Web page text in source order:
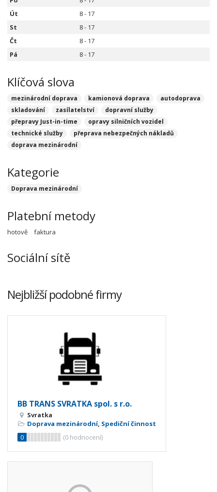
Út
8 - 17
St
8 - 17
Čt
8 - 17
Pá
8 - 17
Klíčová slova
mezinárodní doprava kamionová doprava
autodoprava
skladování
zasílatelství
dopravní služby
přepravy Just-in-time
opravy silničních vozidel
technické služby
přeprava nebezpečných nákladů
doprava mezinárodní
Kategorie
Doprava mezinárodní
Platební metody
hotově faktura
Sociální sítě
Nejbližší podobné firmy
BB TRANS SVRATKA spol. s r.o.
Svratka
Doprava mezinárodní, Spediční činnost
0
(0 hodnocení)